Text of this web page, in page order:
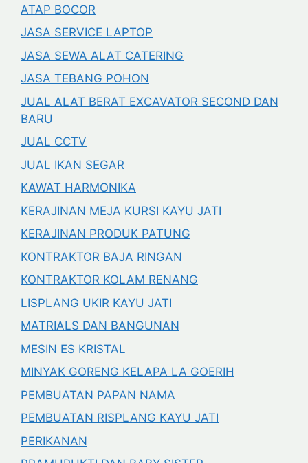
ATAP BOCOR
JASA SERVICE LAPTOP
JASA SEWA ALAT CATERING
JASA TEBANG POHON
JUAL ALAT BERAT EXCAVATOR SECOND DAN
BARU
JUAL CCTV
JUAL IKAN SEGAR
KAWAT HARMONIKA
KERAJINAN MEJA KURSI KAYU JATI
KERAJINAN PRODUK PATUNG
KONTRAKTOR BAJA RINGAN
KONTRAKTOR KOLAM RENANG
LISPLANG UKIR KAYU JATI
MATRIALS DAN BANGUNAN
MESIN ES KRISTAL
MINYAK GORENG KELAPA LA GOERIH
PEMBUATAN PAPAN NAMA
PEMBUATAN RISPLANG KAYU JATI
PERIKANAN